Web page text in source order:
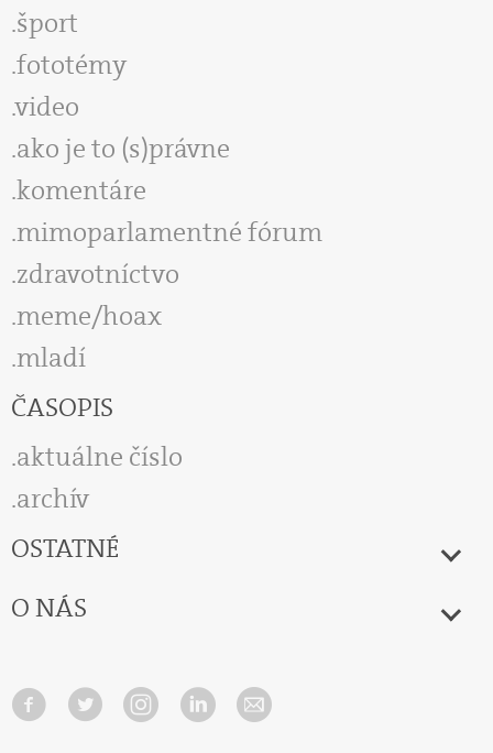
šport
fototémy
video
ako je to (s)právne
komentáre
mimoparlamentné fórum
zdravotníctvo
meme/hoax
mladí
ČASOPIS
aktuálne číslo
archív
OSTATNÉ
O NÁS